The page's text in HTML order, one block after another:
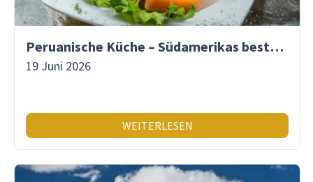
Peruanische Küche – Südamerikas beste Gastronomie
19 Juni 2026
WEITERLESEN